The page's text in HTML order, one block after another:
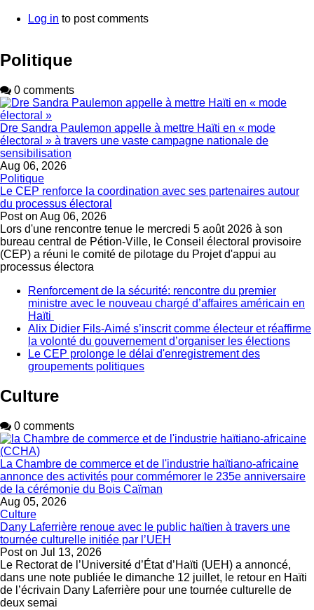
Log in to post comments
Politique
0 comments
Dre Sandra Paulemon appelle à mettre Haïti en « mode
électoral » à travers une vaste campagne nationale de
sensibilisation
Aug 06, 2026
Politique
Le CEP renforce la coordination avec ses partenaires autour
du processus électoral
Post on Aug 06, 2026
Lors d'une rencontre tenue le mercredi 5 août 2026 à son
bureau central de Pétion-Ville, le Conseil électoral provisoire
(CEP) a réuni le comité de pilotage du Projet d'appui au
processus électora
Renforcement de la sécurité: rencontre du premier
ministre avec le nouveau chargé d’affaires américain en
Haïti
Alix Didier Fils-Aimé s’inscrit comme électeur et réaffirme
la volonté du gouvernement d’organiser les élections
Le CEP prolonge le délai d'enregistrement des
groupements politiques
Culture
0 comments
La Chambre de commerce et de l'industrie haïtiano-africaine
annonce des activités pour commémorer le 235e anniversaire
de la cérémonie du Bois Caïman
Aug 05, 2026
Culture
Dany Laferrière renoue avec le public haïtien à travers une
tournée culturelle initiée par l’UEH
Post on Jul 13, 2026
Le Rectorat de l’Université d’État d’Haïti (UEH) a annoncé,
dans une note publiée le dimanche 12 juillet, le retour en Haïti
de l’écrivain Dany Laferrière pour une tournée culturelle de
deux semai